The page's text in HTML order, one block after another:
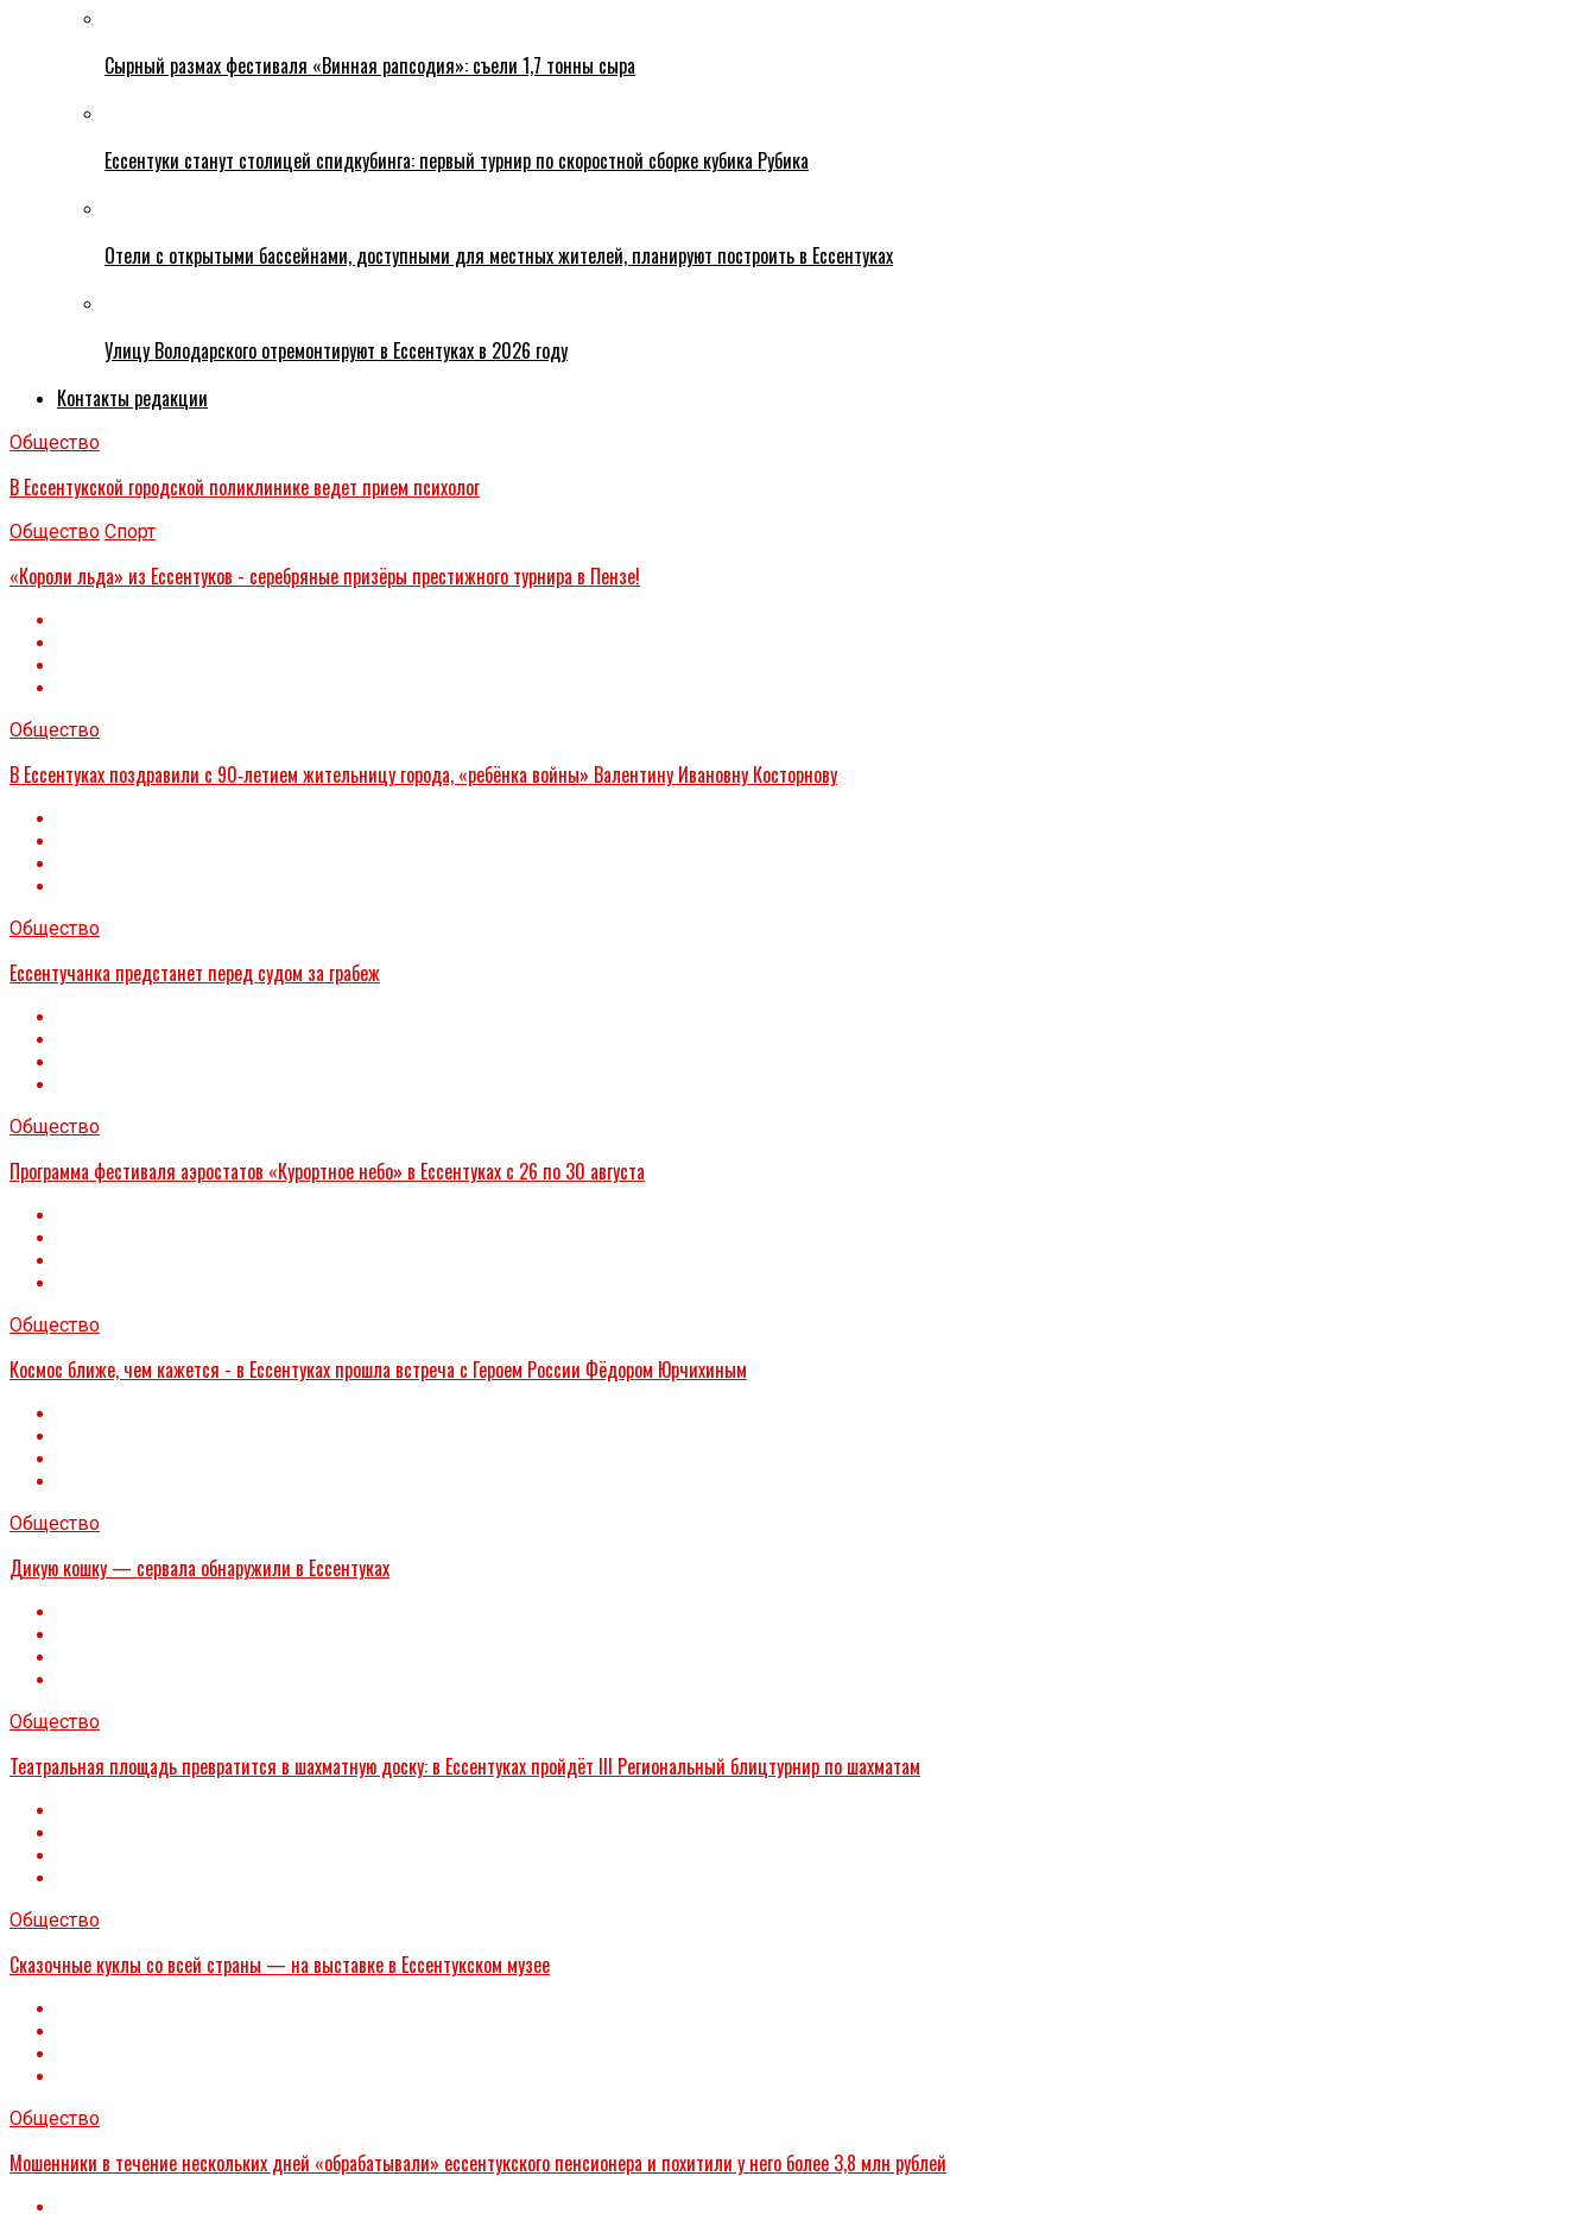
Сырный размах фестиваля «Винная рапсодия»: съели 1,7 тонны сыра
Ессентуки станут столицей спидкубинга: первый турнир по скоростной сборке кубика Рубика
Отели с открытыми бассейнами, доступными для местных жителей, планируют построить в Ессентуках
Улицу Володарского отремонтируют в Ессентуках в 2026 году
Контакты редакции
Общество
В Ессентукской городской поликлинике ведет прием психолог
Общество Спорт
«Короли льда» из Ессентуков - серебряные призёры престижного турнира в Пензе!
Общество
В Ессентуках поздравили с 90‑летием жительницу города, «ребёнка войны» Валентину Ивановну Косторнову
Общество
Ессентучанка предстанет перед судом за грабеж
Общество
Программа фестиваля аэростатов «Курортное небо» в Ессентуках с 26 по 30 августа
Общество
Космос ближе, чем кажется - в Ессентуках прошла встреча с Героем России Фёдором Юрчихиным
Общество
Дикую кошку — сервала обнаружили в Ессентуках
Общество
Театральная площадь превратится в шахматную доску: в Ессентуках пройдёт III Региональный блицтурнир по шахматам
Общество
Сказочные куклы со всей страны — на выставке в Ессентукском музее
Общество
Мошенники в течение нескольких дней «обрабатывали» ессентукского пенсионера и похитили у него более 3,8 млн рублей